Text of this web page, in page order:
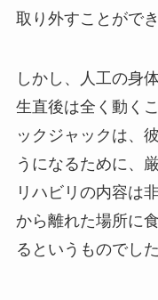
取り外すことができ
しかし、人工の身
生直後は全く動く
ックジャックは、
うになるために、
リハビリの内容は
から離れた場所に
るというものでした